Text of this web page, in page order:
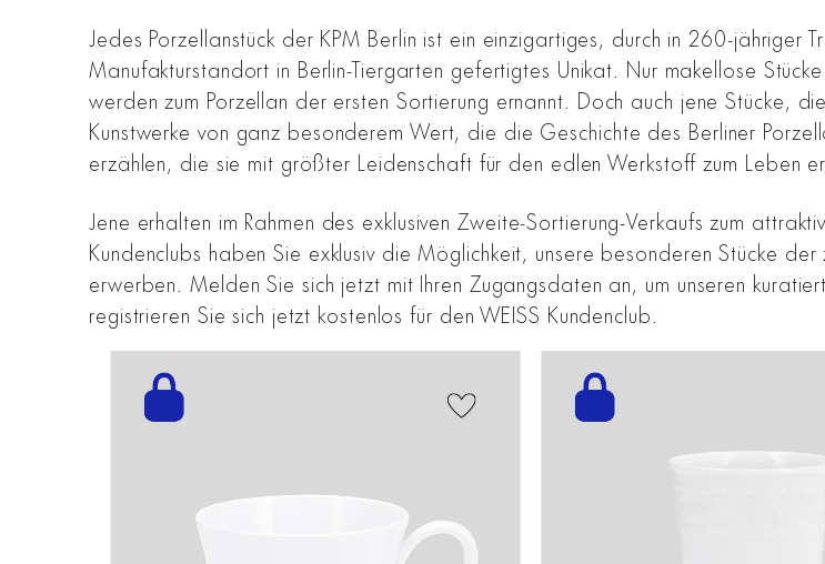
Jedes Porzellanstück der KPM Berlin ist ein einzigartiges, durch in 260-jähriger
Manufakturstandort in Berlin-Tiergarten gefertigtes Unikat. Nur makellose
werden zum Porzellan der ersten Sortierung ernannt. Doch auch jene Stücke,
Kunstwerke von ganz besonderem Wert, die die Geschichte des Berliner
erzählen, die sie mit größter Leidenschaft für den edlen Werkstoff zum Leben
Jene erhalten im Rahmen des exklusiven Zweite-Sortierung-Verkaufs zum
Kundenclubs haben Sie exklusiv die Möglichkeit, unsere besonderen Stücke
erwerben. Melden Sie sich jetzt mit Ihren Zugangsdaten an, um unseren
registrieren Sie sich jetzt kostenlos für den WEISS Kundenclub.